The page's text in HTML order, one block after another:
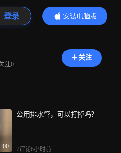
登录
安装电脑版
内容更精彩
关注0
关注
公用排水管，可以打掉吗？
7评论6小时前